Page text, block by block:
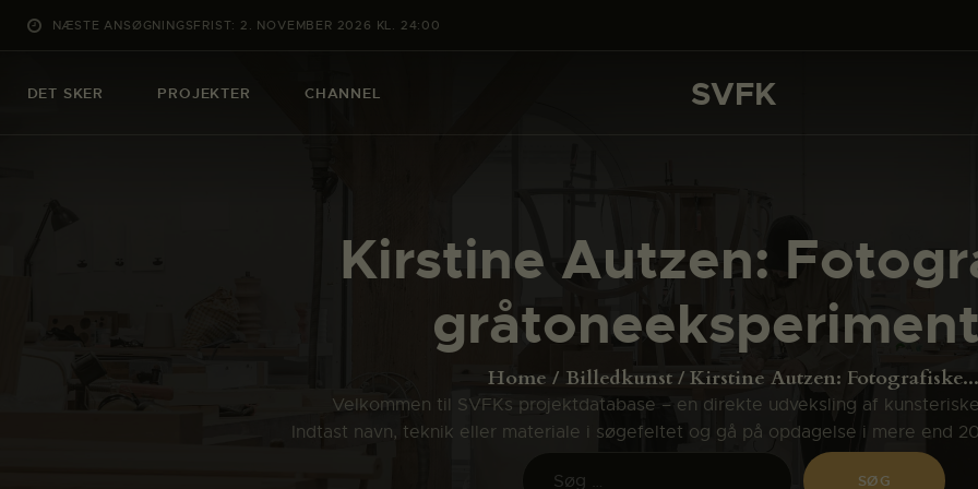
NÆSTE ANSØGNINGSFRIST: 2. NOVEMBER 2026 KL. 24:00
DET SKER PROJEKTER CHANNEL SVFK
Kirstine Autzen:
Home Billedkunst Kirstine Autzen: Fotografiske...
Velkommen til SVFKs projektdatabase – en direkte udveksling af
Indtast navn, teknik eller materiale i søgefeltet og gå på opdagelse i mere end
SVFK
PROJEKTER
OM SVFK
ENGLISH